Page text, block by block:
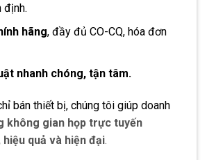
định.
hãng, đầy đủ CO-CQ, hóa đơn
nhanh chóng, tận tâm.
bán thiết bị, chúng tôi giúp doanh
không gian họp trực tuyến
quả và hiện đại.